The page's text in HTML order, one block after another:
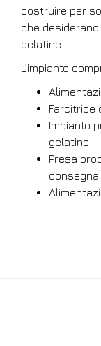
costruire per
che
gelatine.
L’impianto
Farcitrice
Impianto
gelatine
Presa